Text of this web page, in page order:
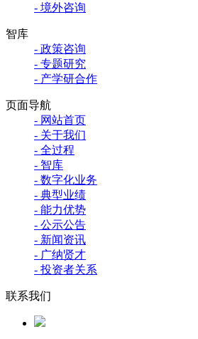
- 境外咨询
智库
- 政策咨询
- 专题研究
- 产学研合作
页面导航
- 网站首页
- 关于我们
- 全过程
- 智库
- 数字化业务
- 典型业绩
- 能力优势
- 公示公告
- 新闻资讯
- 广纳贤才
- 投资者关系
联系我们